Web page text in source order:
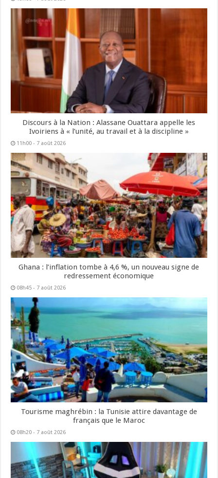
Discours à la Nation : Alassane Ouattara appelle les
Ivoiriens à « l’unité, au travail et à la discipline »
11h00 - 7 août 2026
Ghana : l’inflation tombe à 4,6 %, un nouveau signe de
redressement économique
08h45 - 7 août 2026
Tourisme maghrébin : la Tunisie attire davantage de
français que le Maroc
08h20 - 7 août 2026